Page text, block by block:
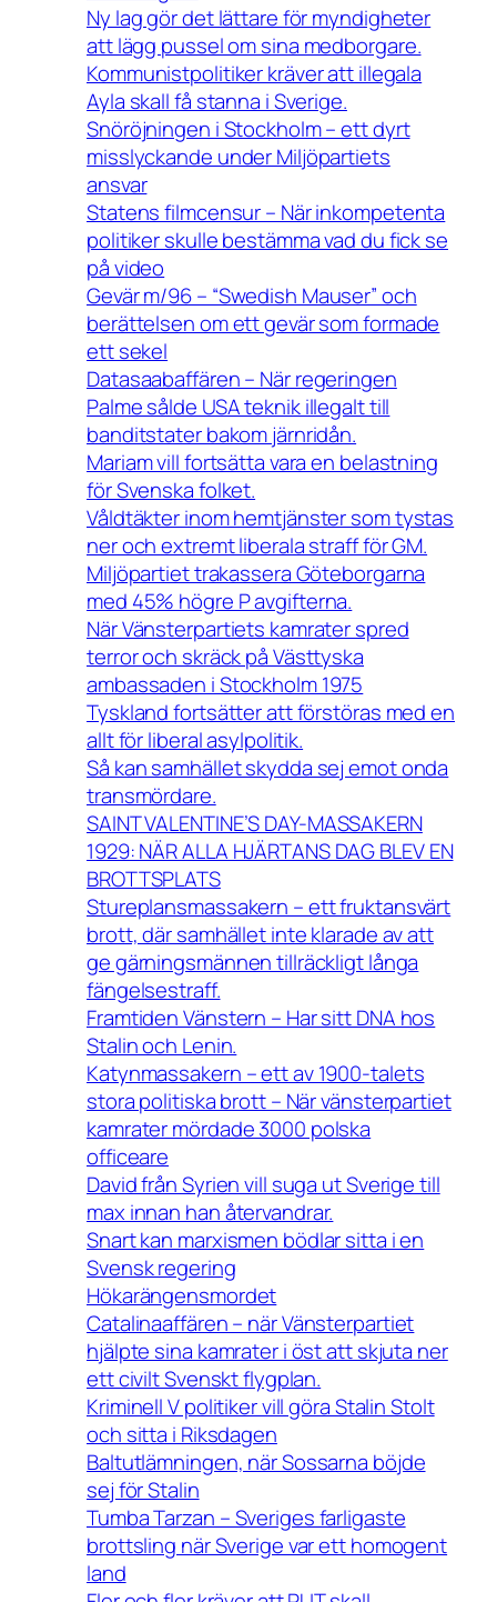
Ny lag gör det lättare för myndigheter
att lägg pussel om sina medborgare.
Kommunistpolitiker kräver att illegala
Ayla skall få stanna i Sverige.
Snöröjningen i Stockholm – ett dyrt
misslyckande under Miljöpartiets
ansvar
Statens filmcensur – När inkompetenta
politiker skulle bestämma vad du fick se
på video
Gevär m/96 – “Swedish Mauser” och
berättelsen om ett gevär som formade
ett sekel
Datasaabaffären – När regeringen
Palme sålde USA teknik illegalt till
banditstater bakom järnridån.
Mariam vill fortsätta vara en belastning
för Svenska folket.
Våldtäkter inom hemtjänster som tystas
ner och extremt liberala straff för GM.
Miljöpartiet trakassera Göteborgarna
med 45% högre P avgifterna.
När Vänsterpartiets kamrater spred
terror och skräck på Västtyska
ambassaden i Stockholm 1975
Tyskland fortsätter att förstöras med en
allt för liberal asylpolitik.
Så kan samhället skydda sej emot onda
transmördare.
SAINT VALENTINE’S DAY-MASSAKERN
1929: NÄR ALLA HJÄRTANS DAG BLEV EN
BROTTSPLATS
Stureplansmassakern – ett fruktansvärt
brott, där samhället inte klarade av att
ge gärningsmännen tillräckligt långa
fängelsestraff.
Framtiden Vänstern – Har sitt DNA hos
Stalin och Lenin.
Katynmassakern – ett av 1900-talets
stora politiska brott – När vänsterpartiet
kamrater mördade 3000 polska
officeare
David från Syrien vill suga ut Sverige till
max innan han återvandrar.
Snart kan marxismen bödlar sitta i en
Svensk regering
Hökarängensmordet
Catalinaaffären – när Vänsterpartiet
hjälpte sina kamrater i öst att skjuta ner
ett civilt Svenskt flygplan.
Kriminell V politiker vill göra Stalin Stolt
och sitta i Riksdagen
Baltutlämningen, när Sossarna böjde
sej för Stalin
Tumba Tarzan – Sveriges farligaste
brottsling när Sverige var ett homogent
land